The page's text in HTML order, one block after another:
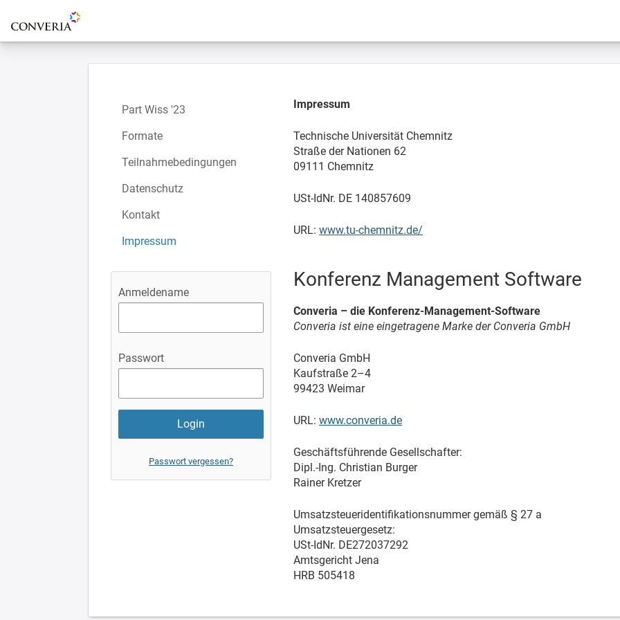
Zur Startseite
Part Wiss '23
Formate
Teilnahmebedingungen
Datenschutz
Kontakt
Impressum
Anmeldename
Passwort
Passwort vergessen?
Impressum
Technische Universität Chemnitz
Straße der Nationen 62
09111 Chemnitz
USt-IdNr. DE 140857609
URL: www.tu-chemnitz.de/
Konferenz Management Software
Converia – die Konferenz-Management-Software
Converia ist eine eingetragene Marke der Converia GmbH
Converia GmbH
Kaufstraße 2–4
99423 Weimar
URL: www.converia.de
Geschäftsführende Gesellschafter:
Dipl.-Ing. Christian Burger
Rainer Kretzer
Umsatzsteueridentifikationsnummer gemäß § 27 a
Umsatzsteuergesetz:
USt-IdNr. DE272037292
Amtsgericht Jena
HRB 505418